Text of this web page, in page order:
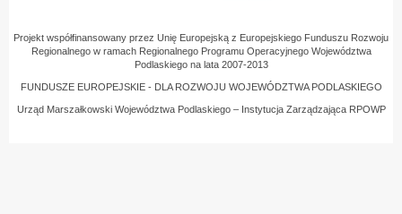
Projekt współfinansowany przez Unię Europejską z Europejskiego Funduszu Rozwoju
Regionalnego w ramach Regionalnego Programu Operacyjnego Województwa
Podlaskiego na lata 2007-2013
FUNDUSZE EUROPEJSKIE - DLA ROZWOJU WOJEWÓDZTWA PODLASKIEGO
Urząd Marszałkowski Województwa Podlaskiego – Instytucja Zarządzająca RPOWP